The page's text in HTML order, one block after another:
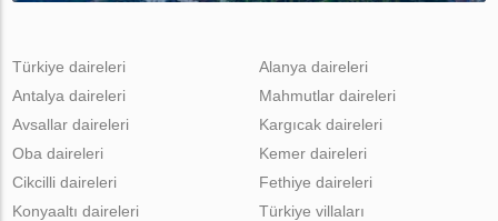
Türkiye daireleri
Antalya daireleri
Avsallar daireleri
Oba daireleri
Cikcilli daireleri
Alanya daireleri
Mahmutlar daireleri
Kargıcak daireleri
Kemer daireleri
Fethiye daireleri
Konyaaltı daireleri
Türkiye villaları